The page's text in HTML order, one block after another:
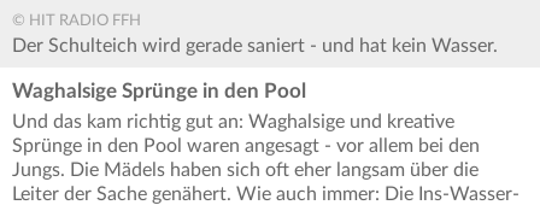
© HIT RADIO FFH
Der Schulteich wird gerade saniert - und hat kein Wasser.
Waghalsige Sprünge in den Pool
Und das kam richtig gut an: Waghalsige und kreative
Sprünge in den Pool waren angesagt - vor allem bei den
Jungs. Die Mädels haben sich oft eher langsam über die
Leiter der Sache genähert. Wie auch immer: Die Ins-Wasser-